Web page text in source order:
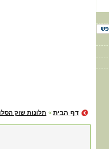
תלונות שוק דף הבית